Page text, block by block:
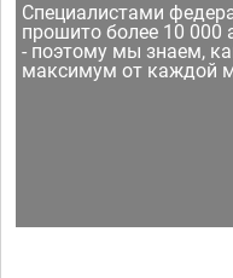
Специалистами
прошито более 10 000
- поэтому мы знаем,
максимум от каждой